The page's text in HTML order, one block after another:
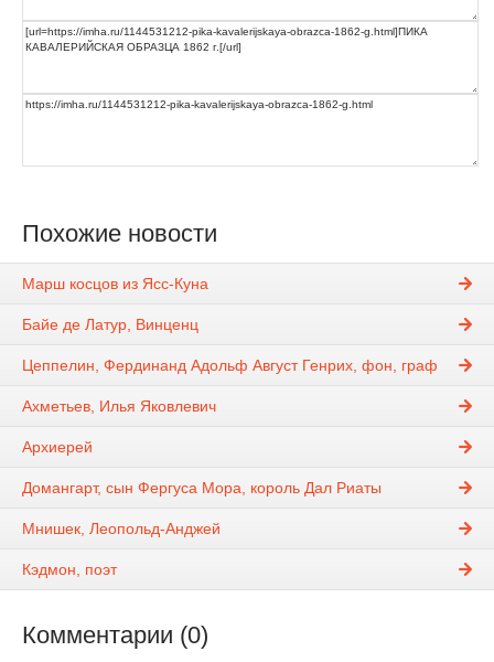
Похожие новости
Марш косцов из Ясс-Куна
Байе де Латур, Винценц
Цеппелин, Фердинанд Адольф Август Генрих, фон, граф
Ахметьев, Илья Яковлевич
Архиерей
Домангарт, сын Фергуса Мора, король Дал Риаты
Мнишек, Леопольд-Анджей
Кэдмон, поэт
Комментарии (0)